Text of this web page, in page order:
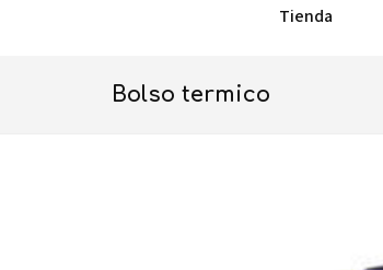
Tienda
bolso termico